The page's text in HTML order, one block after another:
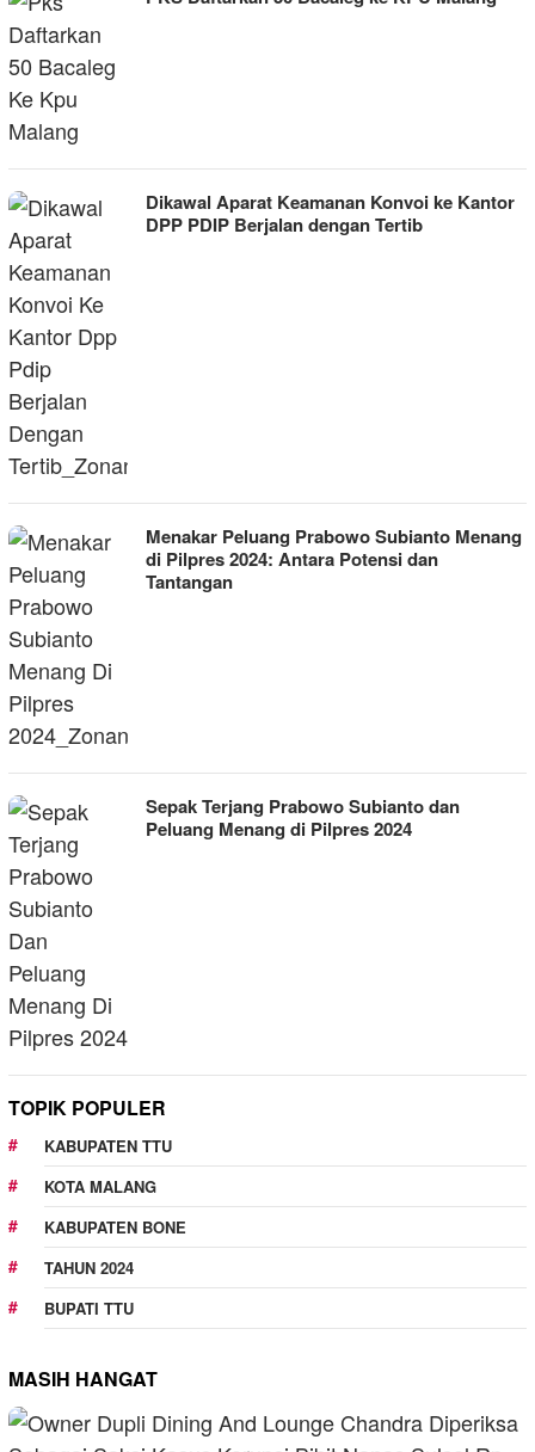
Dikawal Aparat Keamanan Konvoi ke Kantor
DPP PDIP Berjalan dengan Tertib
Menakar Peluang Prabowo Subianto Menang
di Pilpres 2024: Antara Potensi dan
Tantangan
Sepak Terjang Prabowo Subianto dan
Peluang Menang di Pilpres 2024
TOPIK POPULER
KABUPATEN TTU
KOTA MALANG
KABUPATEN BONE
TAHUN 2024
BUPATI TTU
MASIH HANGAT